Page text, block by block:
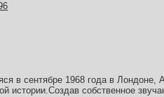
в сентябре 1968 года в Лондоне,
истории.Создав собственное